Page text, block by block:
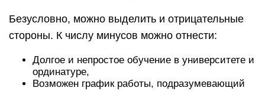
Безусловно, можно выделить и отрицательные
стороны. К числу минусов можно отнести:
Долгое и непростое обучение в университете и
ординатуре,
Возможен график работы, подразумевающий